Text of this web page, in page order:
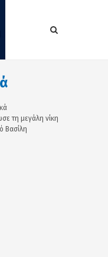
τη μεγάλη νίκη
Βασίλη